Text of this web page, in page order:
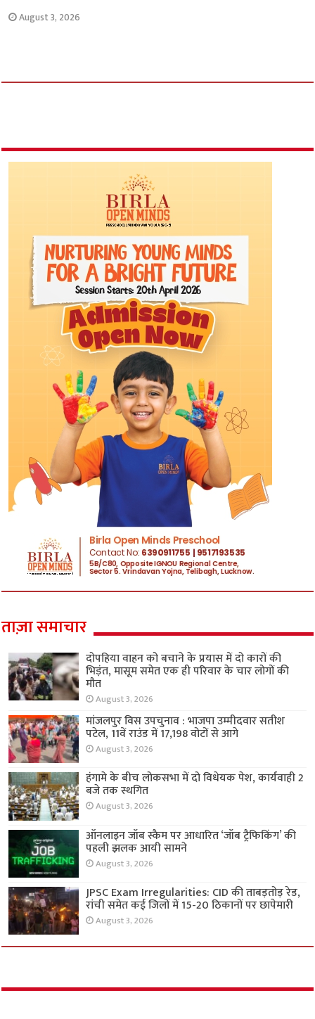
August 3, 2026
ताज़ा समाचार
दोपहिया वाहन को बचाने के प्रयास में दो कारों की
भिड़ंत, मासूम समेत एक ही परिवार के चार लोगों की
मौत
August 3, 2026
मांजलपुर विस उपचुनाव : भाजपा उम्मीदवार सतीश
पटेल, 11वें राउंड में 17,198 वोटों से आगे
August 3, 2026
हंगामे के बीच लोकसभा में दो विधेयक पेश, कार्यवाही 2
बजे तक स्थगित
August 3, 2026
ऑनलाइन जॉब स्कैम पर आधारित ‘जॉब ट्रैफिकिंग’ की
पहली झलक आयी सामने
August 3, 2026
JPSC Exam Irregularities: CID की ताबड़तोड़ रेड,
रांची समेत कई जिलों में 15-20 ठिकानों पर छापेमारी
August 3, 2026